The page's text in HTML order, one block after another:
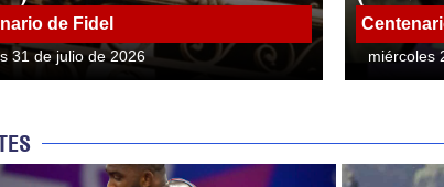
de Fidel
31 de julio de 2026 miércoles